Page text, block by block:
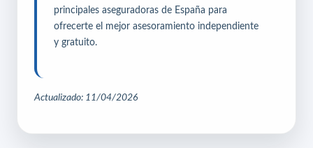
principales aseguradoras de España para
ofrecerte el mejor asesoramiento independiente
y gratuito.
Actualizado: 11/04/2026